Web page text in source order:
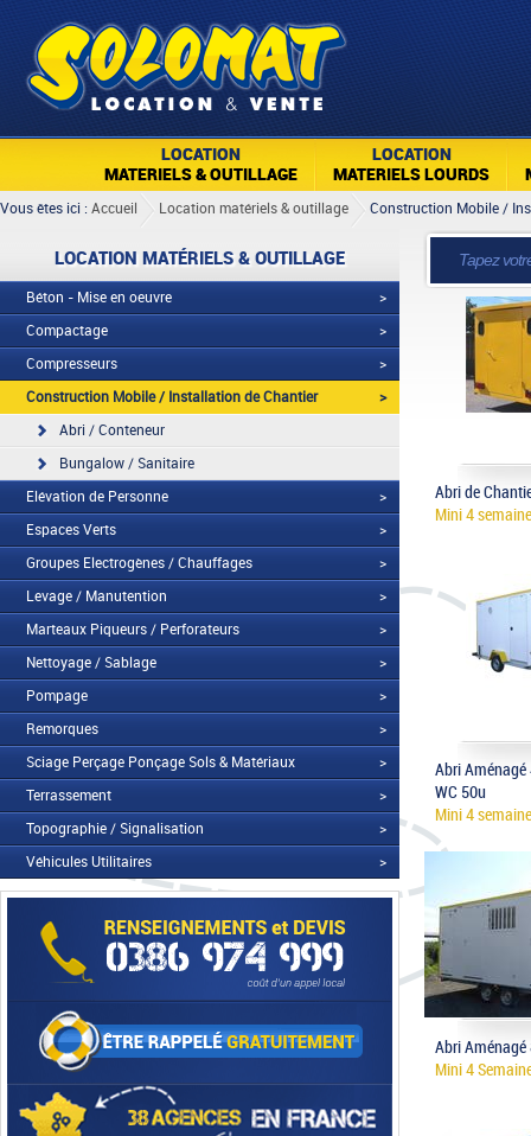
LOCATION
MATERIELS & OUTILLAGE
LOCATION
MATERIELS LOURDS
Vous êtes ici : Accueil Location matériels & outillage Construction Mobile /
LOCATION MATÉRIELS & OUTILLAGE
Béton - Mise en oeuvre
>
Compactage
>
Compresseurs
>
Construction Mobile / Installation de Chantier
>
Abri / Conteneur
Bungalow / Sanitaire
Elévation de Personne
>
Espaces Verts
>
Groupes Electrogènes / Chauffages
>
Levage / Manutention
>
Marteaux Piqueurs / Perforateurs
>
Nettoyage / Sablage
>
Pompage
>
Remorques
>
Sciage Perçage Ponçage Sols & Matériaux
>
Terrassement
>
Topographie / Signalisation
>
Véhicules Utilitaires
>
Abri de
Mini 4
Abri Aménagé
WC 50u
Mini 4
Abri Aménagé
Mini 4